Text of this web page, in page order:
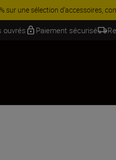
Garantie | Une promesse
ouvrés Paiement sécurisé